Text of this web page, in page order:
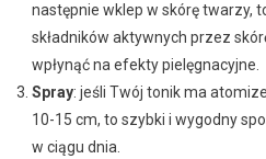
następnie wklep w skórę twarzy,
składników aktywnych przez
wpłynąć na efekty pielęgnacyjne.
Spray: jeśli Twój tonik ma
10-15 cm, to szybki i wygodny
w ciągu dnia.